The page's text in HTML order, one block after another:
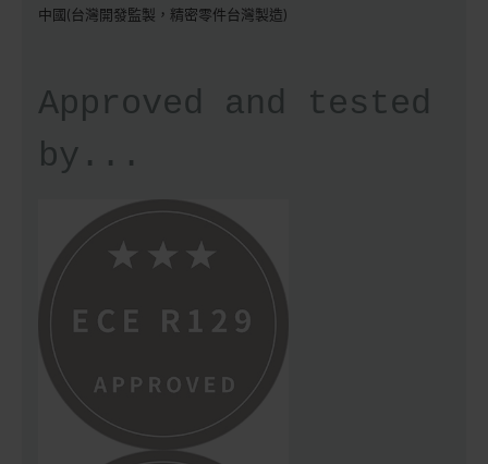
中國(台灣開發監製，精密零件台灣製造)
Approved and tested
by...